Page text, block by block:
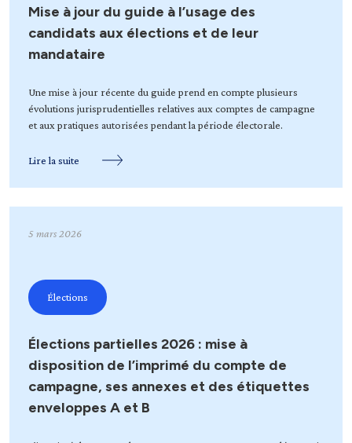
Mise à jour du guide à l’usage des
candidats aux élections et de leur
mandataire
Une mise à jour récente du guide prend en compte plusieurs
évolutions jurisprudentielles relatives aux comptes de campagne
et aux pratiques autorisées pendant la période électorale.
Lire la suite
5 mars 2026
Élections
Élections partielles 2026 : mise à
disposition de l’imprimé du compte de
campagne, ses annexes et des étiquettes
enveloppes A et B